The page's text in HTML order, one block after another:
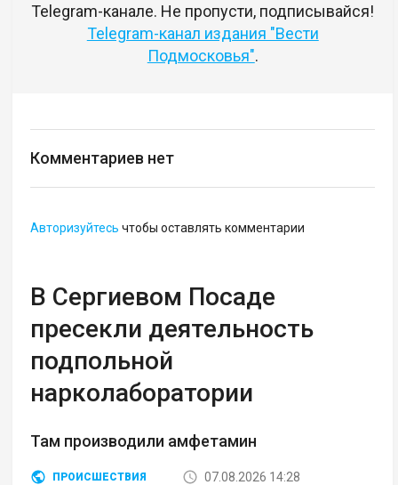
Telegram-канале. Не пропусти, подписывайся!
Telegram-канал издания "Вести
Подмосковья".
Комментариев нет
Авторизуйтесь чтобы оставлять комментарии
В Сергиевом Посаде
пресекли деятельность
подпольной
нарколаборатории
Там производили амфетамин
ПРОИСШЕСТВИЯ
07.08.2026 14:28